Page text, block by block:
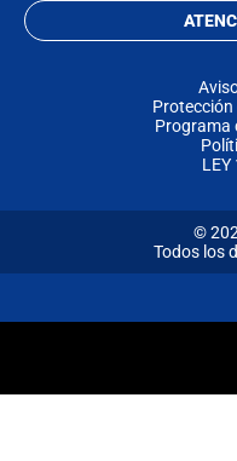
Protección
Programa
LEY
©
Todos los